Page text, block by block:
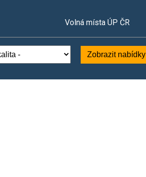
Volná místa ÚP ČR
Zobrazit nabídky